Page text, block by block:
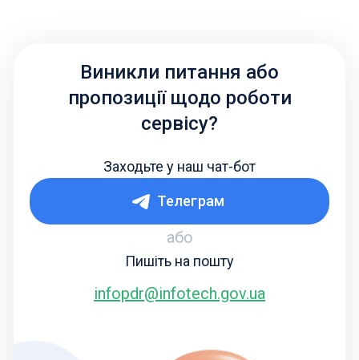
Виникли питання або
пропозиції щодо роботи
сервісу?
Заходьте у наш чат-бот
Телеграм
або
Пишіть на пошту
infopdr@infotech.gov.ua